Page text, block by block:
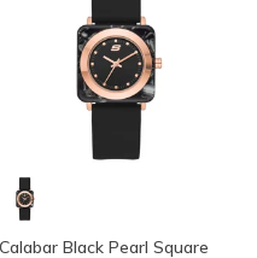
Calabar Black Pearl Square